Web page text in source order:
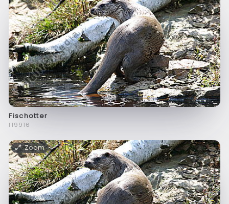
Fischotter
f19916
Zoom